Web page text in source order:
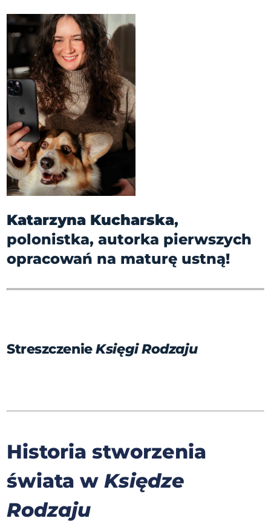
Katarzyna Kucharska,
polonistka, autorka pierwszych
opracowań na maturę ustną!
StreszczenieKsięgi Rodzaju
Historia stworzenia
świata w Księdze
Rodzaju